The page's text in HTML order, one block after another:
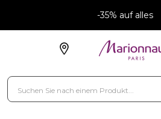
-35% auf alles